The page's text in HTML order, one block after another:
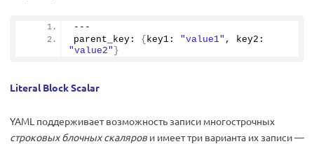
---
parent_key: { key1: "value1"
"value2" }
Literal Block Scalar
YAML поддерживает возможность записи многострочных
строковых блочных скаляров и имеет три варианта их записи —